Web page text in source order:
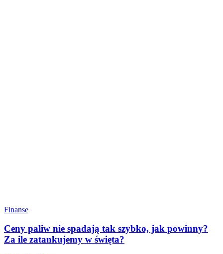
Finanse
Ceny paliw nie spadają tak szybko, jak powinny?
Za ile zatankujemy w święta?